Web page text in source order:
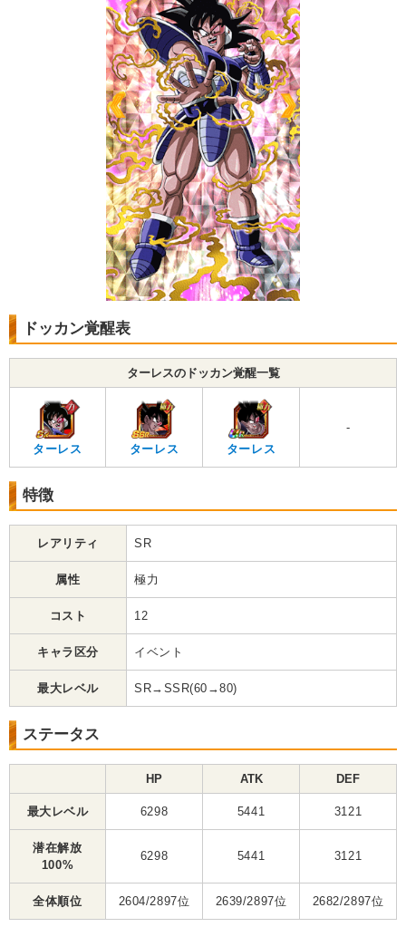
ドッカン覚醒表
ターレスのドッカン覚醒一覧
ターレス ターレス ターレス
-
特徴
レアリティ SR
属性 極力
コスト 12
キャラ区分 イベント
最大レベル SR→SSR(60→80)
ステータス
HP ATK DEF
最大レベル 6298 5441 3121
潜在解放
100%
6298 5441 3121
全体順位 2604/2897位 2639/2897位 2682/2897位